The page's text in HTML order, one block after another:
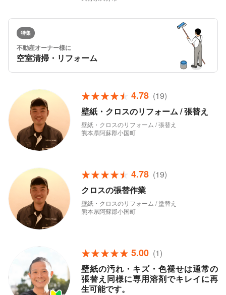
特集
不動産オーナー様に
空室清掃・リフォーム
4.78 (19)
壁紙・クロスのリフォーム / 張替え
壁紙・クロスのリフォーム / 張替え
熊本県阿蘇郡小国町
4.78 (19)
クロスの張替作業
壁紙・クロスのリフォーム / 塗替え
熊本県阿蘇郡小国町
5.00 (1)
壁紙の汚れ・キズ・色褪せは通常の
張替え同様に専用溶剤でキレイに再
生可能です。